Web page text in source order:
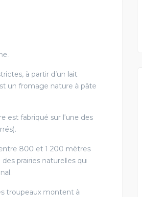
à partir d’un lait
un fromage nature à pâte
est fabriqué sur l’une des
800 et 1 200 mètres
prairies naturelles qui
troupeaux montent à